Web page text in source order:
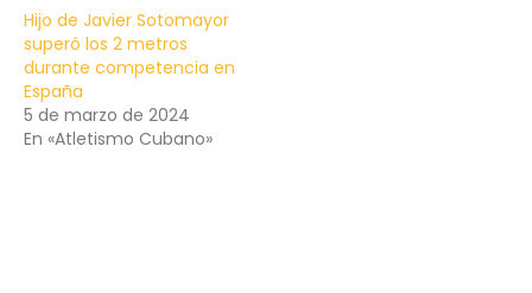
Hijo de Javier Sotomayor
superó los 2 metros
durante competencia en
España
5 de marzo de 2024
En «Atletismo Cubano»